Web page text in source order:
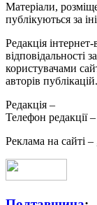
Матеріали,
публікуються за
Редакція
відповідальності
користувачами
авторів публікацій.
Редакція –
Телефон редакції –
Реклама на сайті –